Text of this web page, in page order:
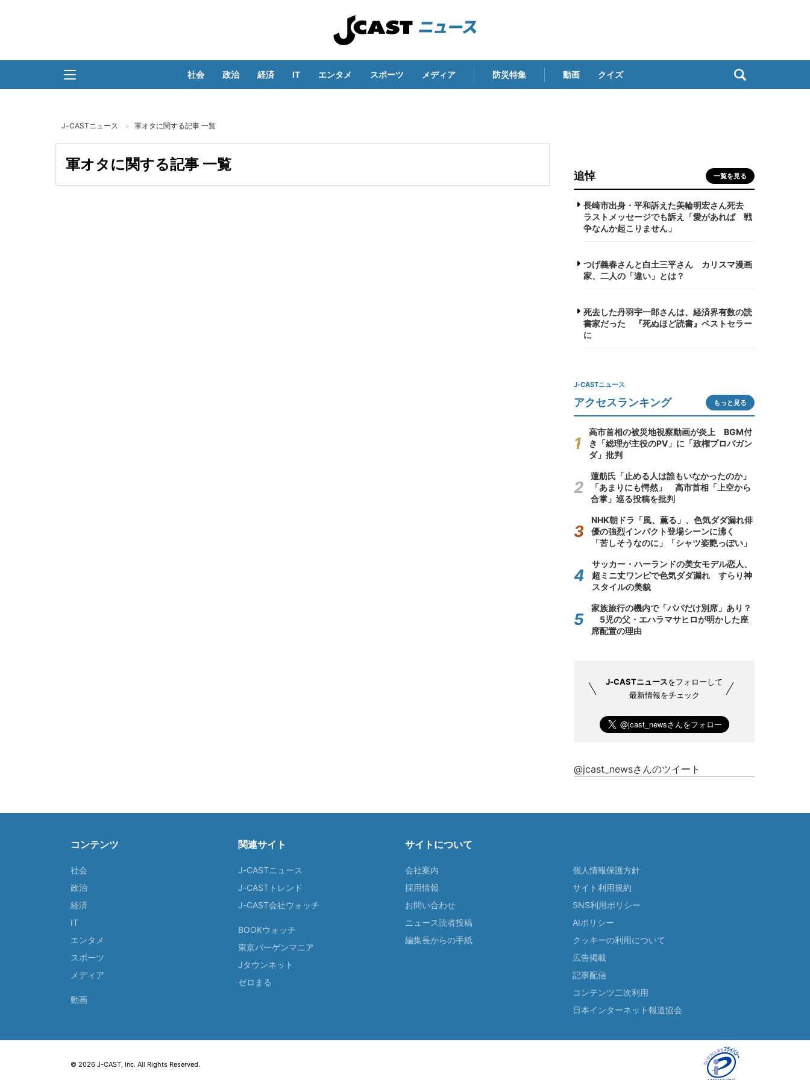
社会 政治 経済 IT エンタメ スポーツ メディア 防災特集 動画 クイズ
J-CASTニュース 軍オタに関する記事 一覧
軍オタに関する記事 一覧
追悼 一覧を見る
長崎市出身・平和訴えた美輪明宏さん死去
ラストメッセージでも訴え「愛があれば 戦
争なんか起こりません」
つげ義春さんと白土三平さん カリスマ漫画
家、二人の「違い」とは？
死去した丹羽宇一郎さんは、経済界有数の読
書家だった 『死ぬほど読書』ベストセラー
に
J-CASTニュース
アクセスランキング もっと見る
高市首相の被災地視察動画が炎上 BGM付
き「総理が主役のPV」に「政権プロパガン
ダ」批判
蓮舫氏「止める人は誰もいなかったのか」
「あまりにも愕然」 高市首相「上空から
合掌」巡る投稿を批判
NHK朝ドラ「風、薫る」、色気ダダ漏れ俳
優の強烈インパクト登場シーンに沸く
「苦しそうなのに」「シャツ姿艶っぽい」
サッカー・ハーランドの美女モデル恋人、
超ミニ丈ワンピで色気ダダ漏れ すらり神
スタイルの美貌
家族旅行の機内で「パパだけ別席」あり？
5児の父・エハラマサヒロが明かした座
席配置の理由
J-CASTニュースをフォローして
最新情報をチェック
@jcast_newsさんのツイート
コンテンツ
社会
政治
経済
IT
エンタメ
スポーツ
メディア
動画
関連サイト
J-CASTニュース
J-CASTトレンド
J-CAST会社ウォッチ
BOOKウォッチ
東京バーゲンマニア
Jタウンネット
ゼロまる
サイトについて
会社案内
採用情報
お問い合わせ
ニュース読者投稿
編集長からの手紙
個人情報保護方針
サイト利用規約
SNS利用ポリシー
AIポリシー
クッキーの利用について
広告掲載
記事配信
コンテンツ二次利用
日本インターネット報道協会
© 2026 J-CAST, Inc. All Rights Reserved.